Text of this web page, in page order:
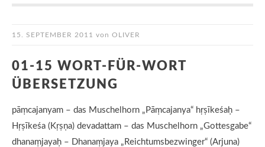
15. SEPTEMBER 2011 von OLIVER
01-15 WORT-FÜR-WORT
ÜBERSETZUNG
pāṃcajanyam – das Muschelhorn „Pāṃcajanya“ hṛṣīkeśaḥ –
Hṛṣīkeśa (Kṛṣṇa) devadattam – das Muschelhorn „Gottesgabe“
dhanaṃjayaḥ – Dhanaṃjaya „Reichtumsbezwinger“ (Arjuna)